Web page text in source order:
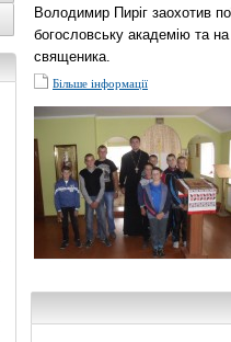
Володимир Пиріг заохотив
богословську академію та
священика.
Більше інформації